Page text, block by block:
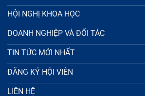
HỘI NGHỊ KHOA HỌC
DOANH NGHIỆP VÀ ĐỐI TÁC
TIN TỨC MỚI NHẤT
ĐĂNG KÝ HỘI VIÊN
LIÊN HỆ